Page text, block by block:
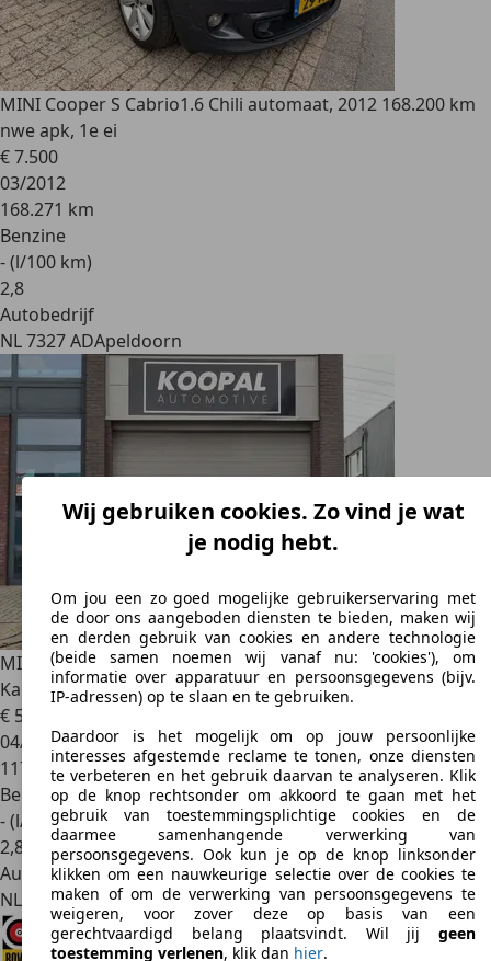
MINI Cooper S Cabrio1.6 Chili automaat, 2012 168.200 km
nwe apk, 1e ei
€ 7.500
03/2012
168.271 km
Benzine
- (l/100 km)
2,8
Autobedrijf
NL 7327 ADApeldoorn
MINI Cooper S Cabrio1.6 Chili | Xenon | Carplay | Harman-
Kardon
€ 5.940
04/2006
117.412 km
Benzine
- (l/100 km)
2,8
Autobedrijf
NL 8013 PTZwolle
Wij gebruiken cookies. Zo vind je wat
je nodig hebt.
Om jou een zo goed mogelijke gebruikerservaring met
de door ons aangeboden diensten te bieden, maken wij
en derden gebruik van cookies en andere technologie
(beide samen noemen wij vanaf nu: 'cookies'), om
informatie over apparatuur en persoonsgegevens (bijv.
IP-adressen) op te slaan en te gebruiken.
Daardoor is het mogelijk om op jouw persoonlijke
interesses afgestemde reclame te tonen, onze diensten
te verbeteren en het gebruik daarvan te analyseren. Klik
op de knop rechtsonder om akkoord te gaan met het
gebruik van toestemmingsplichtige cookies en de
daarmee samenhangende verwerking van
persoonsgegevens. Ook kun je op de knop linksonder
klikken om een nauwkeurige selectie over de cookies te
maken of om de verwerking van persoonsgegevens te
weigeren, voor zover deze op basis van een
gerechtvaardigd belang plaatsvindt. Wil jij geen
toestemming verlenen, klik dan hier.